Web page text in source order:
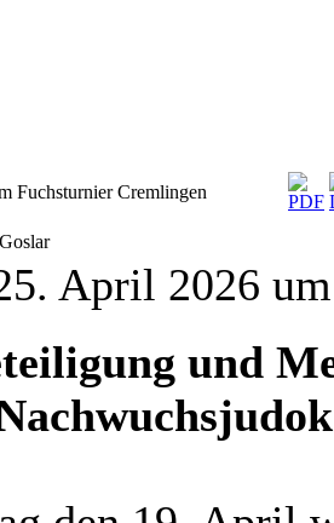
Fuchsturnier Cremlingen
April 2026
und